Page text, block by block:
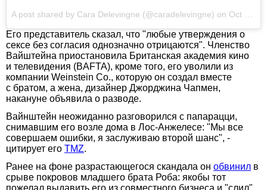
A post shared by Cara Delevingne (@caradelevingne) on Oct 11, 2017 at 10:39am PDT
Его представитель сказал, что "любые утверждения о
сексе без согласия однозначно отрицаются". Членство
Вайштейна приостановила Британская академия кино
и телевидения (BAFTA), кроме того, его уволили из
компании Weinstein Co., которую он создал вместе
с братом, а жена, дизайнер Джорджина Чапмен,
накануне объявила о разводе.
Вайнштейн неожиданно разговорился с папарацци,
снимавшим его возле дома в Лос-Анжелесе: "Мы все
совершаем ошибки, я заслуживаю второй шанс", -
цитирует его TMZ.
Ранее на фоне разрастающегося скандала он обвинил в
срыве покровов младшего брата Роба: якобы тот
пожелал выдавить его из совместного бизнеса и "слил"